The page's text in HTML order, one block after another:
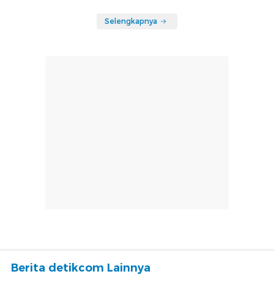
Selengkapnya
Berita detikcom Lainnya